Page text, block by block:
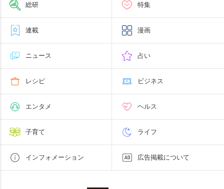
総研 特集
連載 漫画
ニュース 占い
レシピ ビジネス
エンタメ ヘルス
子育て ライフ
インフォメーション 広告掲載について